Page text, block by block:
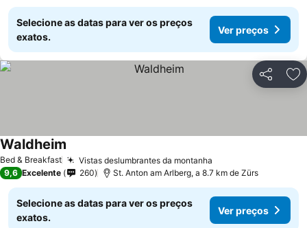
Selecione as datas para ver os preços
exatos.
Ver preços
Partilhar
Bed & Breakfast Vistas deslumbrantes da montanha
Waldheim
9,6 Excelente 260 St. Anton am Arlberg, a 8.7 km de Zürs
Selecione as datas para ver os preços
exatos.
Ver preços